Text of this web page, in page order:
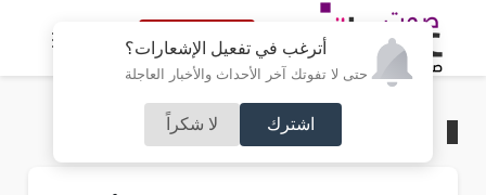
أترغب في تفعيل الإشعارات؟
حتى لا تفوتك آخر الأحداث والأخبار العاجلة
اشترك لا شكراً
النسخة الكاملة
اقتصاد